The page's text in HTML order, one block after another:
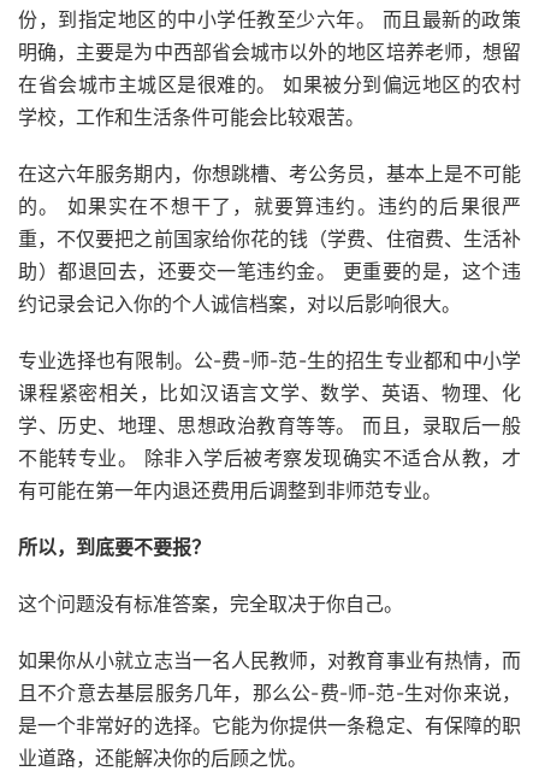
份，到指定地区的中小学任教至少六年。 而且最新的政策
明确，主要是为中西部省会城市以外的地区培养老师，想留
在省会城市主城区是很难的。 如果被分到偏远地区的农村
学校，工作和生活条件可能会比较艰苦。
在这六年服务期内，你想跳槽、考公务员，基本上是不可能
的。 如果实在不想干了，就要算违约。违约的后果很严
重，不仅要把之前国家给你花的钱（学费、住宿费、生活补
助）都退回去，还要交一笔违约金。 更重要的是，这个违
约记录会记入你的个人诚信档案，对以后影响很大。
专业选择也有限制。公-费-师-范-生的招生专业都和中小学
课程紧密相关，比如汉语言文学、数学、英语、物理、化
学、历史、地理、思想政治教育等等。 而且，录取后一般
不能转专业。 除非入学后被考察发现确实不适合从教，才
有可能在第一年内退还费用后调整到非师范专业。
所以，到底要不要报？
这个问题没有标准答案，完全取决于你自己。
如果你从小就立志当一名人民教师，对教育事业有热情，而
且不介意去基层服务几年，那么公-费-师-范-生对你来说，
是一个非常好的选择。它能为你提供一条稳定、有保障的职
业道路，还能解决你的后顾之忧。